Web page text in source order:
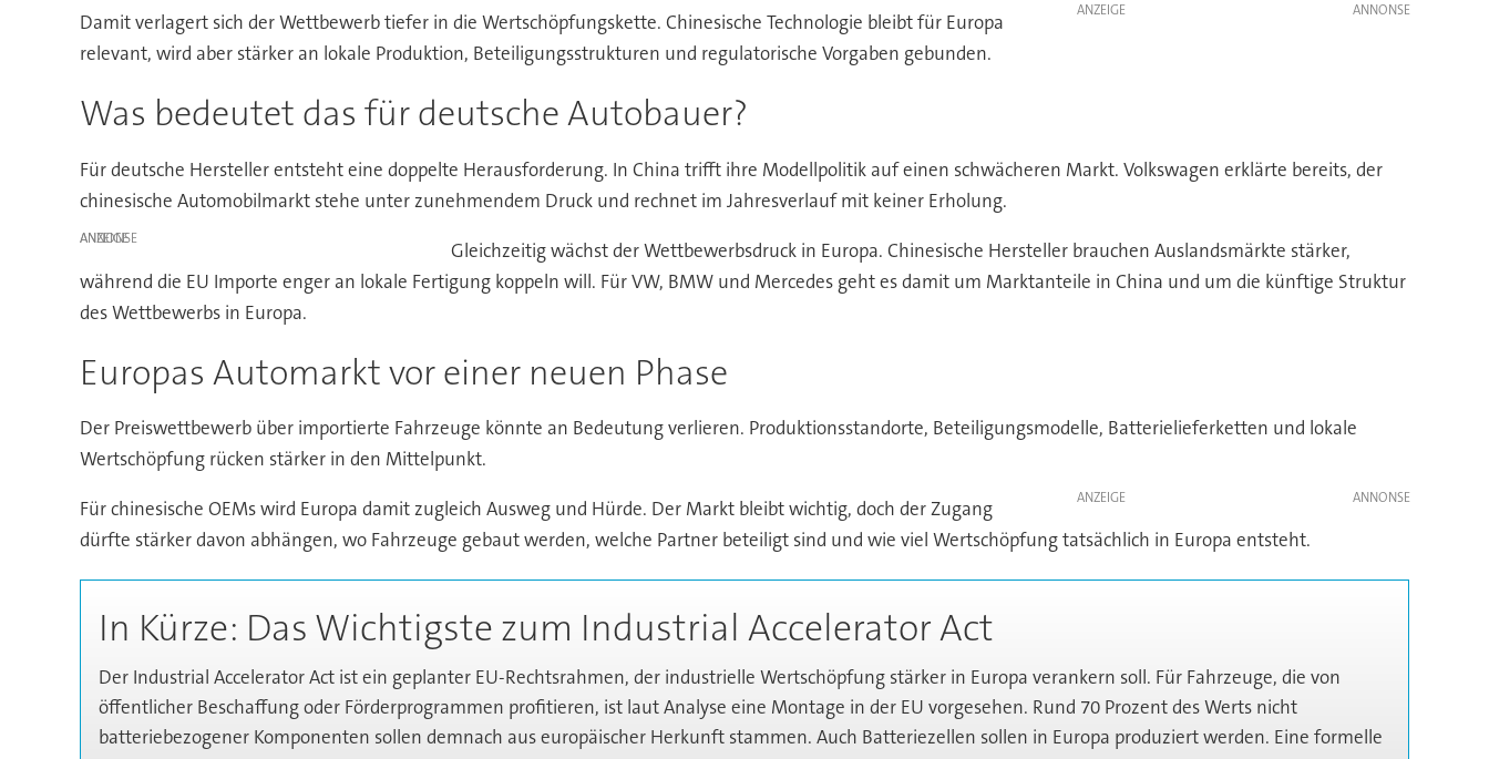
ANZEIGE
Damit verlagert sich der Wettbewerb tiefer in die Wertschöpfungskette. Chinesische Technologie bleibt für Europa
relevant, wird aber stärker an lokale Produktion, Beteiligungsstrukturen und regulatorische Vorgaben gebunden.
Was bedeutet das für deutsche Autobauer?
Für deutsche Hersteller entsteht eine doppelte Herausforderung. In China trifft ihre Modellpolitik auf einen schwächeren Markt. Volkswagen erklärte bereits, der
chinesische Automobilmarkt stehe unter zunehmendem Druck und rechnet im Jahresverlauf mit keiner Erholung.
ANZEIGE
Gleichzeitig wächst der Wettbewerbsdruck in Europa. Chinesische Hersteller brauchen Auslandsmärkte stärker,
während die EU Importe enger an lokale Fertigung koppeln will. Für VW, BMW und Mercedes geht es damit um Marktanteile in China und um die künftige Struktur
des Wettbewerbs in Europa.
Europas Automarkt vor einer neuen Phase
Der Preiswettbewerb über importierte Fahrzeuge könnte an Bedeutung verlieren. Produktionsstandorte, Beteiligungsmodelle, Batterielieferketten und lokale
Wertschöpfung rücken stärker in den Mittelpunkt.
ANZEIGE
Für chinesische OEMs wird Europa damit zugleich Ausweg und Hürde. Der Markt bleibt wichtig, doch der Zugang
dürfte stärker davon abhängen, wo Fahrzeuge gebaut werden, welche Partner beteiligt sind und wie viel Wertschöpfung tatsächlich in Europa entsteht.
In Kürze: Das Wichtigste zum Industrial Accelerator Act
Der Industrial Accelerator Act ist ein geplanter EU-Rechtsrahmen, der industrielle Wertschöpfung stärker in Europa verankern soll. Für Fahrzeuge, die von
öffentlicher Beschaffung oder Förderprogrammen profitieren, ist laut Analyse eine Montage in der EU vorgesehen. Rund 70 Prozent des Werts nicht
batteriebezogener Komponenten sollen demnach aus europäischer Herkunft stammen. Auch Batteriezellen sollen in Europa produziert werden. Eine formelle